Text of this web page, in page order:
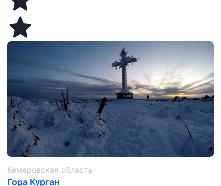
Кемеровская область
Гора Курган